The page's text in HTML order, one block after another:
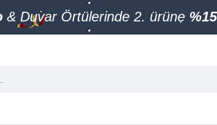
& Duvar Örtülerinde 2. ürüne